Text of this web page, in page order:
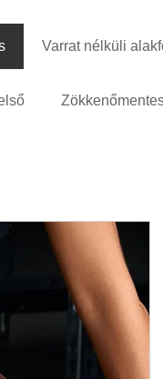
Varrat nélküli